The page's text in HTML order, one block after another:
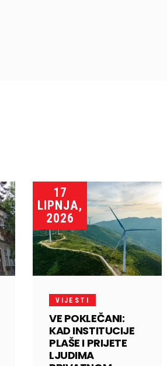
17
LIPNJA,
2026
VIJESTI
VE POKLEČANI:
KAD INSTITUCIJE
PLAŠE I PRIJETE
LJUDIMA